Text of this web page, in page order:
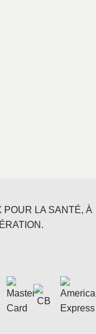
POUR LA SANTÉ, À